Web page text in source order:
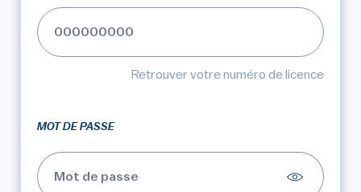
Retrouver votre numéro de licence
MOT DE PASSE